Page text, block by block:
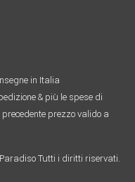
in Italia
& più le spese di
prezzo valido a
Tutti i diritti riservati.